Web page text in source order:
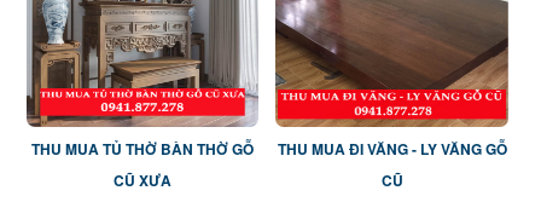
THU MUA TỦ THỜ BÀN THỜ GỖ
CŨ XƯA
THU MUA ĐI VĂNG - LY VĂNG GỖ
CŨ